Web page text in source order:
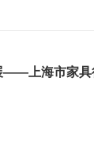
——上海市家具